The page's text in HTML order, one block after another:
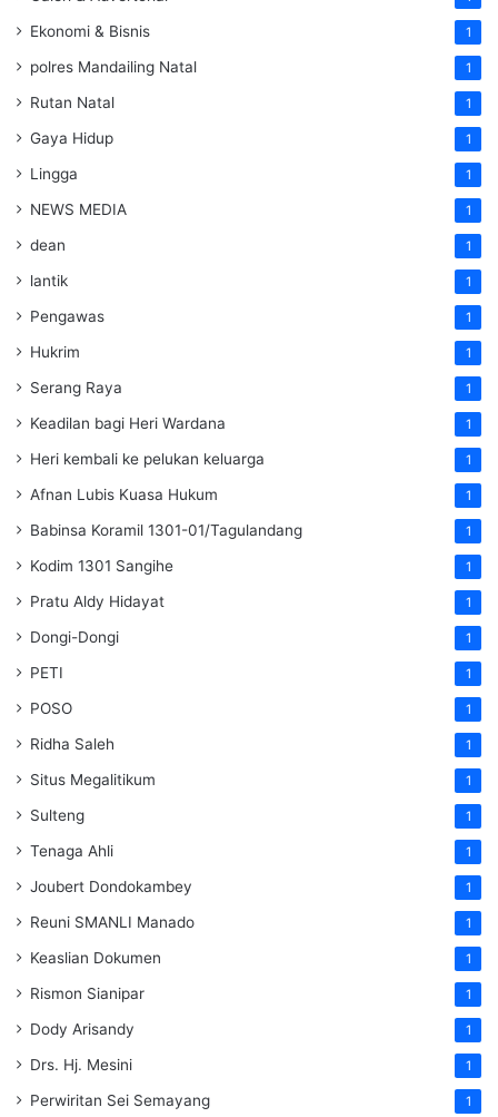
Ekonomi & Bisnis 1
polres Mandailing Natal 1
Rutan Natal 1
Gaya Hidup 1
Lingga 1
NEWS MEDIA 1
dean 1
lantik 1
Pengawas 1
Hukrim 1
Serang Raya 1
Keadilan bagi Heri Wardana 1
Heri kembali ke pelukan keluarga 1
Afnan Lubis Kuasa Hukum 1
Babinsa Koramil 1301-01/Tagulandang 1
Kodim 1301 Sangihe 1
Pratu Aldy Hidayat 1
Dongi-Dongi 1
PETI 1
POSO 1
Ridha Saleh 1
Situs Megalitikum 1
Sulteng 1
Tenaga Ahli 1
Joubert Dondokambey 1
Reuni SMANLI Manado 1
Keaslian Dokumen 1
Rismon Sianipar 1
Dody Arisandy 1
Drs. Hj. Mesini 1
Perwiritan Sei Semayang 1